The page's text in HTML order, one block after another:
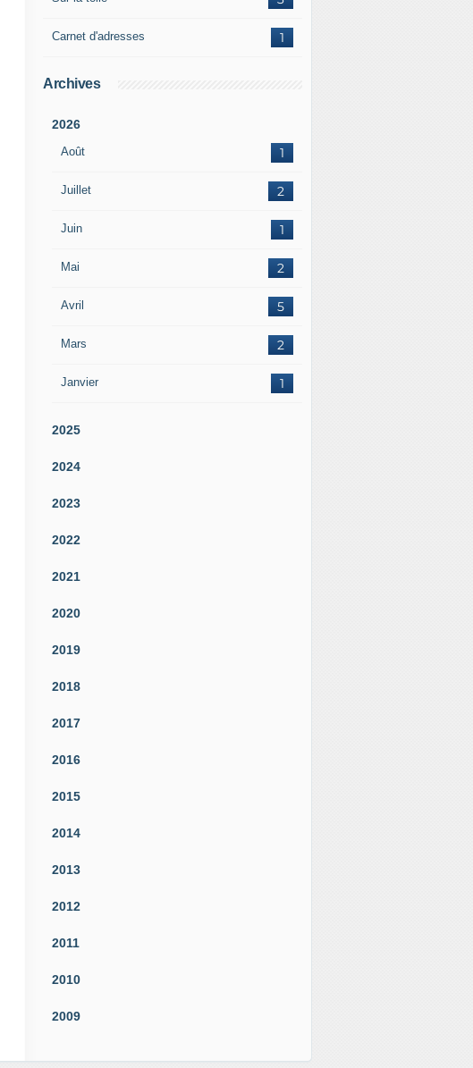
1
Carnet d'adresses
Archives
2026
Août 1
Juillet 2
Juin 1
Mai 2
Avril 5
Mars 2
Janvier 1
2025
2024
2023
2022
2021
2020
2019
2018
2017
2016
2015
2014
2013
2012
2011
2010
2009